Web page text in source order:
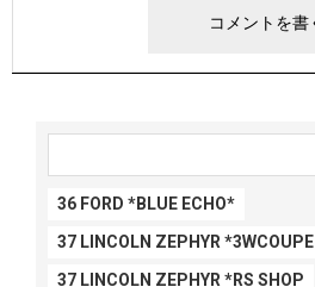
36 FORD *BLUE ECHO*
37 LINCOLN ZEPHYR *3WCOUPE
37 LINCOLN ZEPHYR *RS SHOP